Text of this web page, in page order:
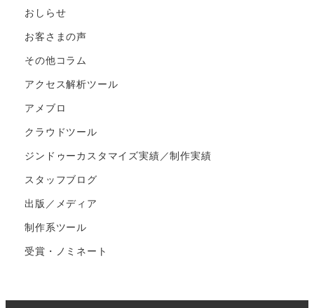
おしらせ
お客さまの声
その他コラム
アクセス解析ツール
アメブロ
クラウドツール
ジンドゥーカスタマイズ実績／制作実績
スタッフブログ
出版／メディア
制作系ツール
受賞・ノミネート